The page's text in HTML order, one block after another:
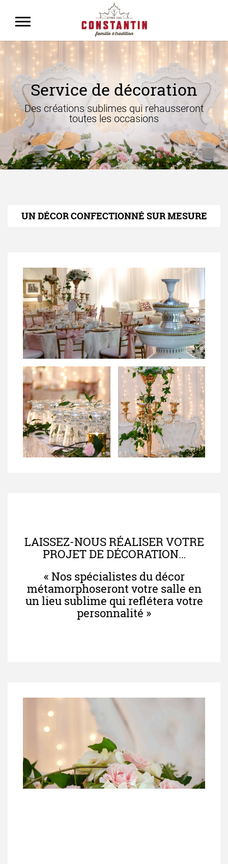
Service de décoration
Des créations sublimes qui rehausseront
toutes les occasions
UN DÉCOR CONFECTIONNÉ SUR MESURE
LAISSEZ-NOUS RÉALISER VOTRE
PROJET DE DÉCORATION…
« Nos spécialistes du décor
métamorphoseront votre salle en
un lieu sublime qui reflétera votre
personnalité »